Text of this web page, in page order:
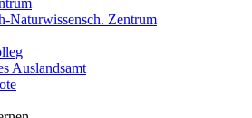
Naturwissensch. Zentrum
Auslandsamt